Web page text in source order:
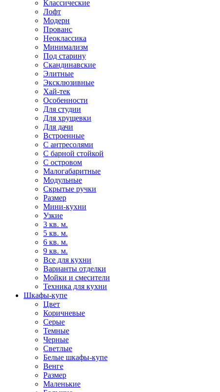
Классические
Лофт
Модерн
Прованс
Неоклассика
Минимализм
Под старину
Скандинавские
Элитные
Эксклюзивные
Хай-тек
Особенности
Для студии
Для хрущевки
Для дачи
Встроенные
С антресолями
С барной стойкой
С островом
Малогабаритные
Модульные
Скрытые ручки
Размер
Мини-кухни
Узкие
3 кв. м.
5 кв. м.
6 кв. м.
9 кв. м.
Все для кухни
Варианты отделки
Мойки и смесители
Техника для кухни
Шкафы-купе
Цвет
Коричневые
Серые
Темные
Черные
Светлые
Белые шкафы-купе
Венге
Размер
Маленькие